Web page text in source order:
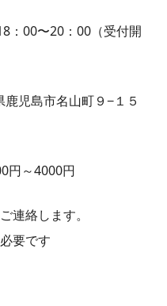
：00〜20：00（受付開
児島市名山町９−１５
円～4000円
連絡します。
要です